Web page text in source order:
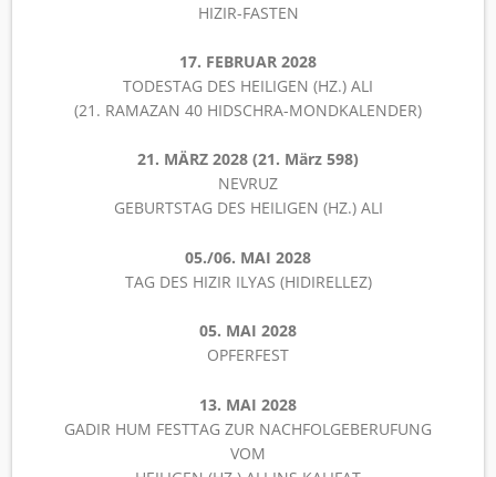
HIZIR-FASTEN
17. FEBRUAR 2028
TODESTAG DES HEILIGEN (HZ.) ALI
(21. RAMAZAN 40 HIDSCHRA-MONDKALENDER)
21. MÄRZ 2028 (21. März 598)
NEVRUZ
GEBURTSTAG DES HEILIGEN (HZ.) ALI
05./06. MAI 2028
TAG DES HIZIR ILYAS (HIDIRELLEZ)
05. MAI 2028
OPFERFEST
13. MAI 2028
GADIR HUM FESTTAG ZUR NACHFOLGEBERUFUNG
VOM